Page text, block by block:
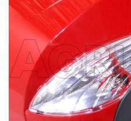
Ripartrak
Ritter
River Systems
Robomow
Rossofuoco
Rover Pompe
Royal Food